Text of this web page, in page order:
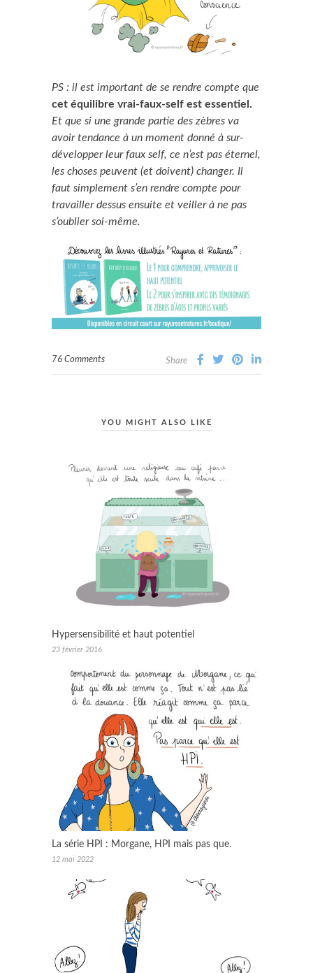
PS : il est important de se rendre compte que
cet équilibre vrai-faux-self est essentiel.
Et que si une grande partie des zèbres va
avoir tendance à un moment donné à sur-
développer leur faux self, ce n’est pas éternel,
les choses peuvent (et doivent) changer. Il
faut simplement s’en rendre compte pour
travailler dessus ensuite et veiller à ne pas
s’oublier soi-même.
76 Comments Share
YOU MIGHT ALSO LIKE
Hypersensibilité et haut potentiel
23 février 2016
La série HPI : Morgane, HPI mais pas que.
12 mai 2022